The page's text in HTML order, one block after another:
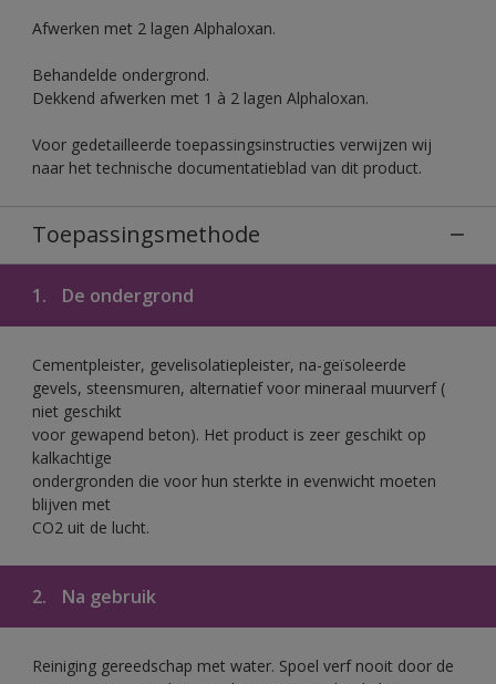
Afwerken met 2 lagen Alphaloxan.
Behandelde ondergrond.
Dekkend afwerken met 1 à 2 lagen Alphaloxan.
Voor gedetailleerde toepassingsinstructies verwijzen wij
naar het technische documentatieblad van dit product.
Toepassingsmethode
1. De ondergrond
Cementpleister, gevelisolatiepleister, na-geïsoleerde
gevels, steensmuren, alternatief voor mineraal muurverf (
niet geschikt
voor gewapend beton). Het product is zeer geschikt op
kalkachtige
ondergronden die voor hun sterkte in evenwicht moeten
blijven met
CO2 uit de lucht.
2. Na gebruik
Reiniging gereedschap met water. Spoel verf nooit door de